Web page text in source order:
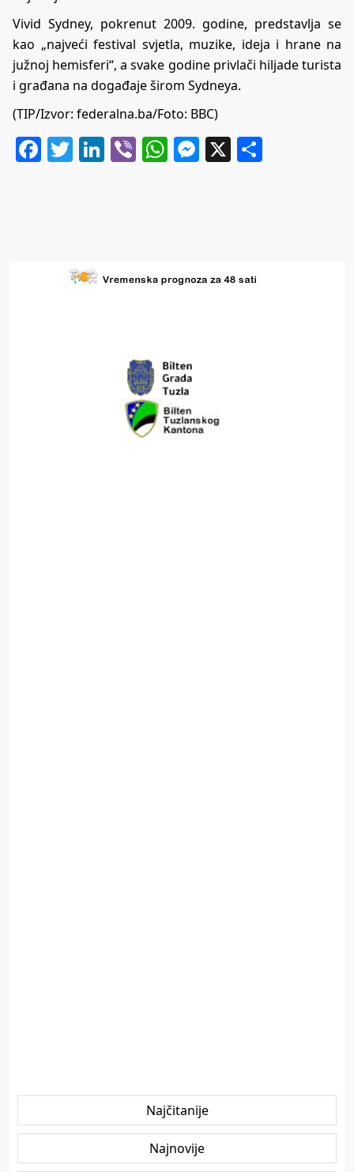
Vivid Sydney, pokrenut 2009. godine, predstavlja se
kao „najveći festival svjetla, muzike, ideja i hrane na
južnoj hemisferi“, a svake godine privlači hiljade turista
i građana na događaje širom Sydneya.
(TIP/Izvor: federalna.ba/Foto: BBC)
Facebook
Twitter
LinkedIn
ViberWhatsApp
Messenger
X
Najčitanije
Najnovije